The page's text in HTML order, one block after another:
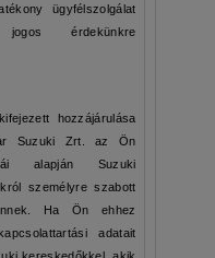
ügyfélszolgálat
érdekünkre
hozzájárulása
Suzuki Zrt. az Ön
alapján Suzuki
személyre szabott
Ha Ön ehhez
adatait